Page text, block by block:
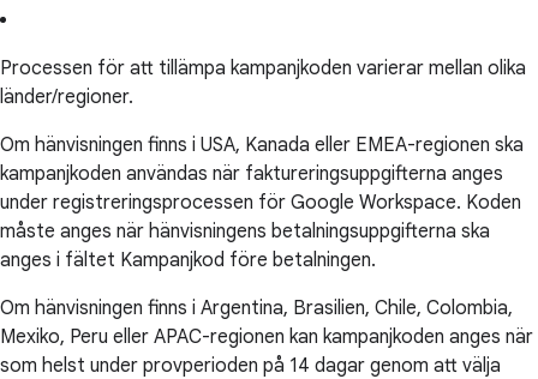
Processen för att tillämpa kampanjkoden varierar mellan olika
länder/regioner.
Om hänvisningen finns i USA, Kanada eller EMEA-regionen ska
kampanjkoden användas när faktureringsuppgifterna anges
under registreringsprocessen för Google Workspace. Koden
måste anges när hänvisningens betalningsuppgifterna ska
anges i fältet Kampanjkod före betalningen.
Om hänvisningen finns i Argentina, Brasilien, Chile, Colombia,
Mexiko, Peru eller APAC-regionen kan kampanjkoden anges när
som helst under provperioden på 14 dagar genom att välja